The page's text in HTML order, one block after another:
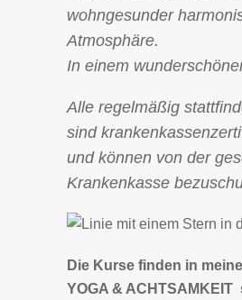
wohngesunder
Atmosphäre.
In einem
Alle regelmäßig
sind
und können von der
Krankenkasse
Die Kurse finden in
YOGA & ACHTSAMKEIT